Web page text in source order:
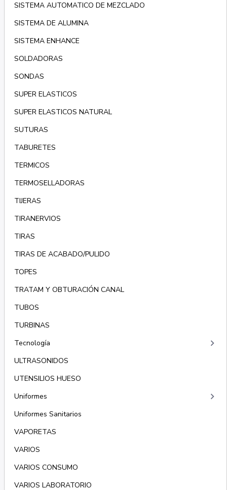
SISTEMA AUTOMATICO DE MEZCLADO
SISTEMA DE ALUMINA
SISTEMA ENHANCE
SOLDADORAS
SONDAS
SUPER ELASTICOS
SUPER ELASTICOS NATURAL
SUTURAS
TABURETES
TERMICOS
TERMOSELLADORAS
TIJERAS
TIRANERVIOS
TIRAS
TIRAS DE ACABADO/PULIDO
TOPES
TRATAM Y OBTURACIÓN CANAL
TUBOS
TURBINAS
Tecnología
keyboard_arrow_right
ULTRASONIDOS
UTENSILIOS HUESO
Uniformes
keyboard_arrow_right
Uniformes Sanitarios
VAPORETAS
VARIOS
VARIOS CONSUMO
VARIOS LABORATORIO